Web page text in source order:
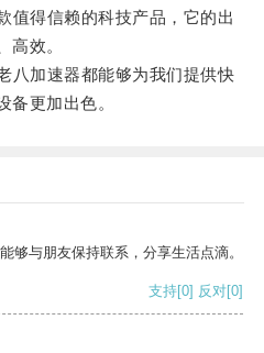
得信赖的科技产品，它的出
高效。
加速器都能够为我们提供快
备更加出色。
够与朋友保持联系，分享生活点滴。
支持[0] 反对[0]